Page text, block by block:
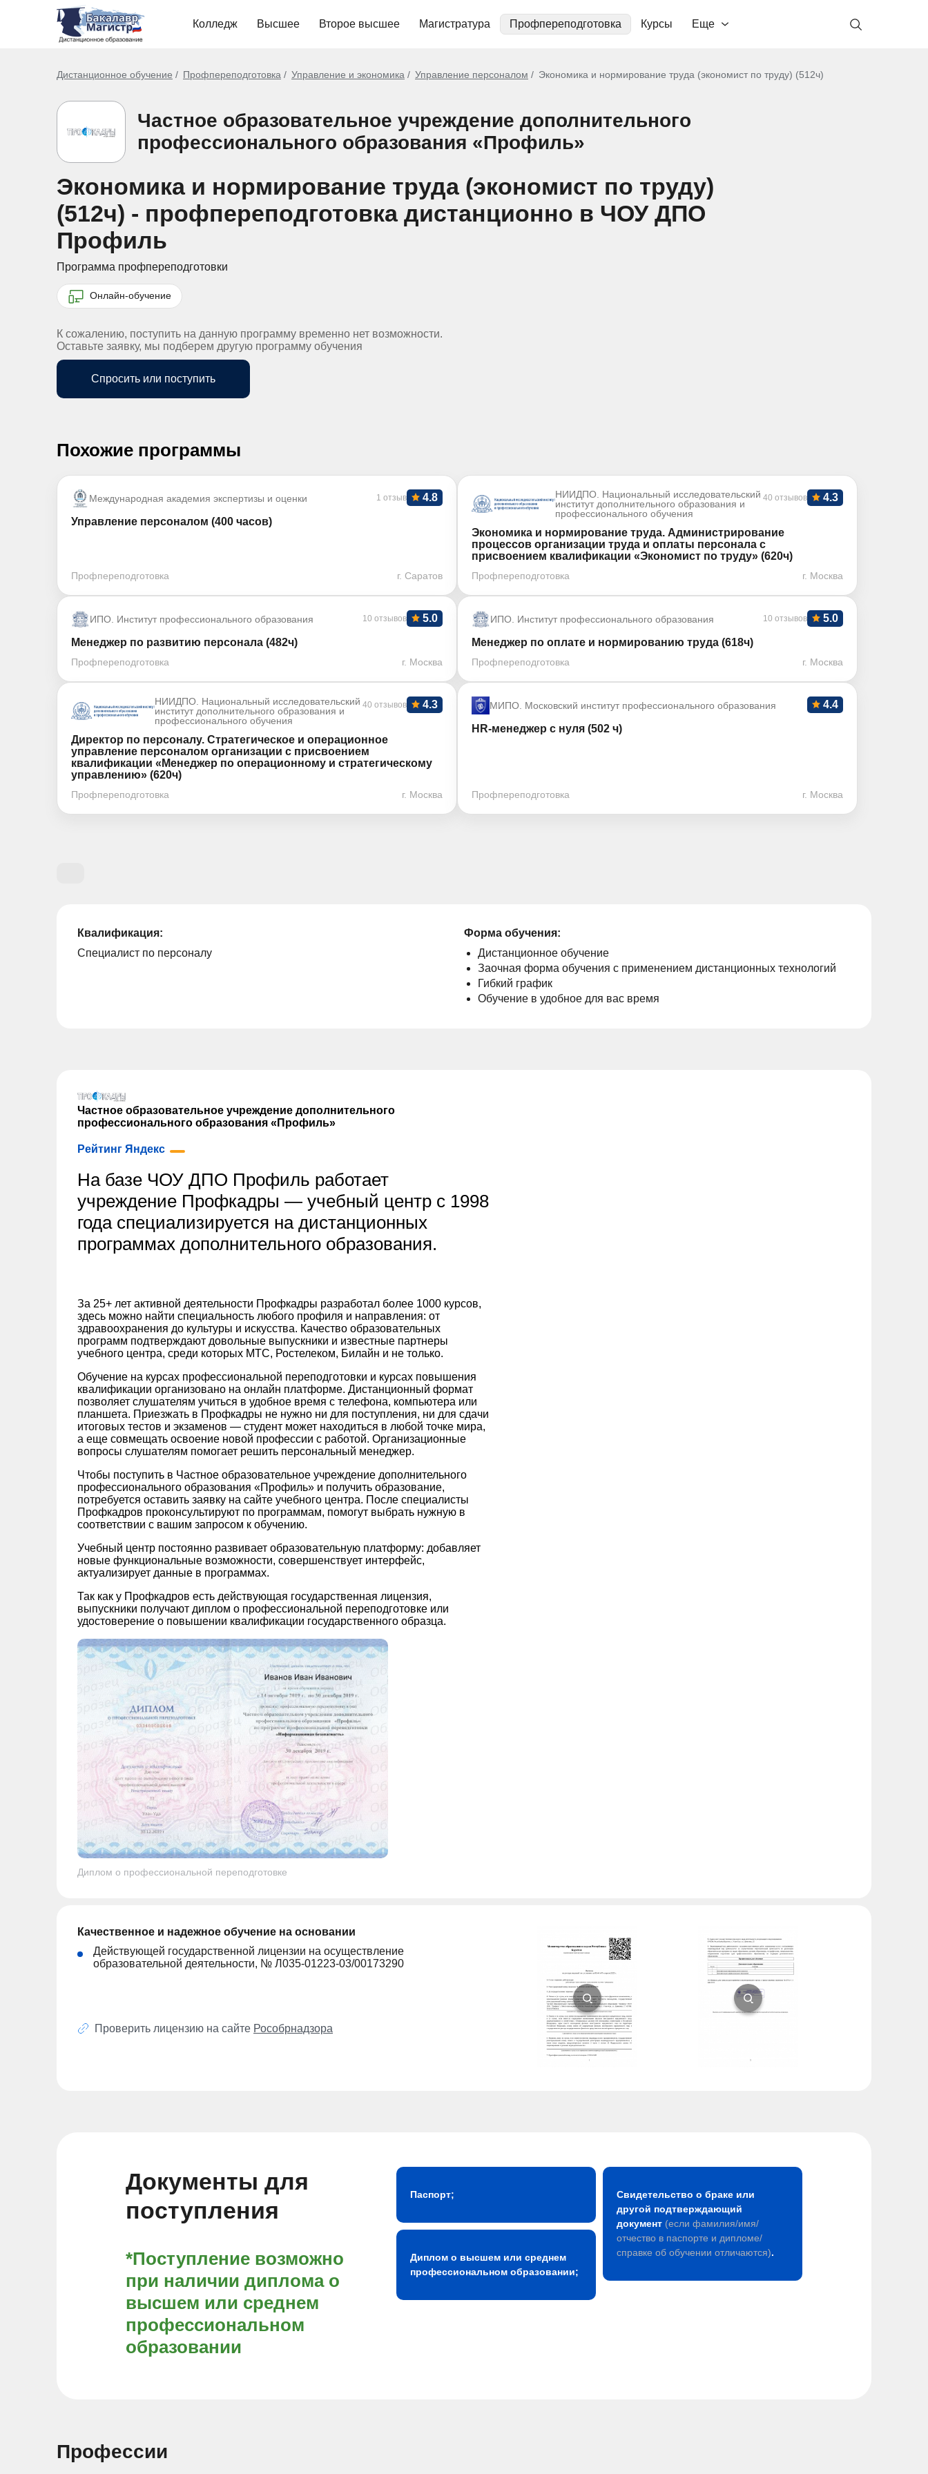
Колледж Высшее Второе высшее Магистратура Профпереподготовка Курсы Еще
Дистанционное обучение Профпереподготовка Управление и экономика Управление персоналом Экономика и нормирование труда (экономист по труду) (512ч)
Частное образовательное учреждение дополнительного
профессионального образования «Профиль»
Экономика и нормирование труда (экономист по труду)
(512ч) - профпереподготовка дистанционно в ЧОУ ДПО
Профиль
Программа профпереподготовки
Онлайн-обучение
К сожалению, поступить на данную программу временно нет возможности.
Оставьте заявку, мы подберем другую программу обучения
Спросить или поступить
Похожие программы
Международная академия экспертизы и оценки 1 отзыв 4.8
Управление персоналом (400 часов)
Профпереподготовка г. Саратов
НИИДПО. Национальный исследовательский
институт дополнительного образования и
профессионального обучения
40 отзывов 4.3
Экономика и нормирование труда. Администрирование
процессов организации труда и оплаты персонала с
присвоением квалификации «Экономист по труду» (620ч)
Профпереподготовка г. Москва
ИПО. Институт профессионального образования 10 отзывов 5.0
Менеджер по развитию персонала (482ч)
Профпереподготовка г. Москва
ИПО. Институт профессионального образования 10 отзывов 5.0
Менеджер по оплате и нормированию труда (618ч)
Профпереподготовка г. Москва
НИИДПО. Национальный исследовательский
институт дополнительного образования и
профессионального обучения
40 отзывов 4.3
Директор по персоналу. Стратегическое и операционное
управление персоналом организации с присвоением
квалификации «Менеджер по операционному и стратегическому
управлению» (620ч)
Профпереподготовка г. Москва
МИПО. Московский институт профессионального образования 4.4
HR-менеджер с нуля (502 ч)
Профпереподготовка г. Москва
Квалификация:
Специалист по персоналу
Форма обучения:
Дистанционное обучение
Заочная форма обучения с применением дистанционных технологий
Гибкий график
Обучение в удобное для вас время
Частное образовательное учреждение дополнительного
профессионального образования «Профиль»
Рейтинг Яндекс
На базе ЧОУ ДПО Профиль работает
учреждение Профкадры — учебный центр с 1998
года специализируется на дистанционных
программах дополнительного образования.
За 25+ лет активной деятельности Профкадры разработал более 1000 курсов,
здесь можно найти специальность любого профиля и направления: от
здравоохранения до культуры и искусства. Качество образовательных
программ подтверждают довольные выпускники и известные партнеры
учебного центра, среди которых МТС, Ростелеком, Билайн и не только.
Обучение на курсах профессиональной переподготовки и курсах повышения
квалификации организовано на онлайн платформе. Дистанционный формат
позволяет слушателям учиться в удобное время с телефона, компьютера или
планшета. Приезжать в Профкадры не нужно ни для поступления, ни для сдачи
итоговых тестов и экзаменов — студент может находиться в любой точке мира,
а еще совмещать освоение новой профессии с работой. Организационные
вопросы слушателям помогает решить персональный менеджер.
Чтобы поступить в Частное образовательное учреждение дополнительного
профессионального образования «‎Профиль» и получить образование,
потребуется оставить заявку на сайте учебного центра. После специалисты
Профкадров проконсультируют по программам, помогут выбрать нужную в
соответствии с вашим запросом к обучению.
Учебный центр постоянно развивает образовательную платформу: добавляет
новые функциональные возможности, совершенствует интерфейс,
актуализирует данные в программах.
Так как у Профкадров есть действующая государственная лицензия,
выпускники получают диплом о профессиональной переподготовке или
удостоверение о повышении квалификации государственного образца.
Диплом о профессиональной переподготовке
Качественное и надежное обучение на основании
Действующей государственной лицензии на осуществление
образовательной деятельности, № Л035-01223-03/00173290
Проверить лицензию на сайте Рособрнадзора
Документы для
поступления
*Поступление возможно
при наличии диплома о
высшем или среднем
профессиональном
образовании
Паспорт;
Диплом о высшем или среднем
профессиональном образовании;
Свидетельство о браке или
другой подтверждающий
документ (если фамилия/имя/
отчество в паспорте и дипломе/
справке об обучении отличаются).
Профессии